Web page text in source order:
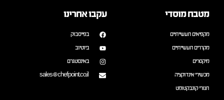
מטבח מוסדי
מקפיאים תעשייתיים
מקררים תעשייתיים
מיקסרים
מכשירי אינדוקציה
תנורי קונבקטומט
עקבו אחרינו
בפייסבוק
ביוטיוב
באינסטגרם
sales@chefpoint.co.il